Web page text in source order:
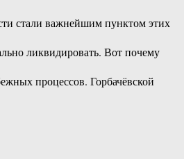
стали важнейшим пунктом этих
ликвидировать. Вот почему
процессов. Горбачёвской